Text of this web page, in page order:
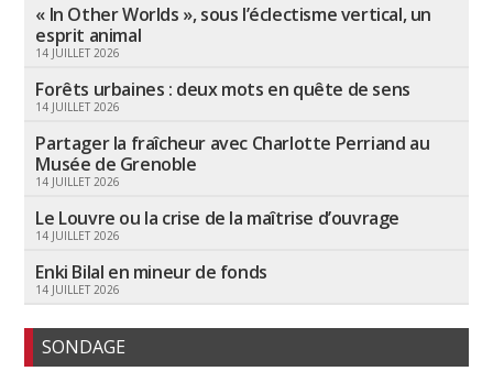
« In Other Worlds », sous l’éclectisme vertical, un
esprit animal
14 JUILLET 2026
Forêts urbaines : deux mots en quête de sens
14 JUILLET 2026
Partager la fraîcheur avec Charlotte Perriand au
Musée de Grenoble
14 JUILLET 2026
Le Louvre ou la crise de la maîtrise d’ouvrage
14 JUILLET 2026
Enki Bilal en mineur de fonds
14 JUILLET 2026
SONDAGE